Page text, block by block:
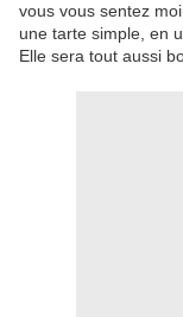
vous vous sentez
une tarte simple, en
Elle sera tout aussi